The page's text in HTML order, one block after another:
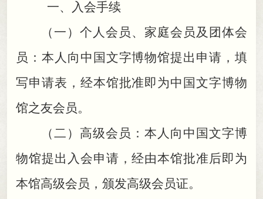
一、入会手续
（一）个人会员、家庭会员及团体会
员：本人向中国文字博物馆提出申请 ，填
写申请表，经本馆批准即为中国文字博物
馆之友会员。
（二）高级会员：本人向中国文字博
物馆提出入会申请 ，经由本馆批准后即为
本馆高级会员，颁发高级会员证。